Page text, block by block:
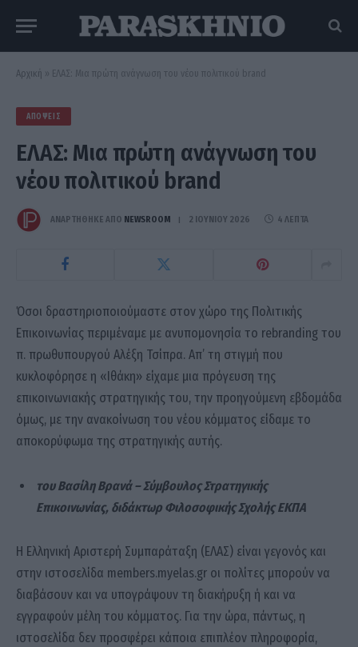
Αρχική » ΕΛΑΣ: Μια πρώτη ανάγνωση του νέου πολιτικού brand
ΑΠΌΨΕΙΣ
ΕΛΑΣ: Μια πρώτη ανάγνωση του
νέου πολιτικού brand
ΑΝΑΡΤΗΘΗΚΕ ΑΠΟ NEWSROOM 2 ΙΟΥΝΊΟΥ 2026 4 ΛΕΠΤΆ
Όσοι δραστηριοποιούμαστε στον χώρο της Πολιτικής
Επικοινωνίας περιμέναμε με ανυπομονησία το rebranding του
π. πρωθυπουργού Αλέξη Τσίπρα. Απ’ τη στιγμή που
κυκλοφόρησε η «Ιθάκη» είχαμε μια πρόγευση της
επικοινωνιακής στρατηγικής του, την προηγούμενη εβδομάδα
όμως, με την ανακοίνωση του νέου κόμματος είδαμε το
αποκορύφωμα της στρατηγικής αυτής.
του Βασίλη Βρανά – Σύμβουλος Στρατηγικής
Επικοινωνίας, διδάκτωρ Φιλοσοφικής Σχολής ΕΚΠΑ
Η Ελληνική Αριστερή Συμπαράταξη (ΕΛΑΣ) είναι γεγονός και
στην ιστοσελίδα members.myelas.gr οι πολίτες μπορούν να
διαβάσουν και να υπογράψουν τη διακήρυξη ή και να
εγγραφούν μέλη του κόμματος. Για την ώρα, πάντως, η
ιστοσελίδα δεν προσφέρει κάποια επιπλέον πληροφορία,